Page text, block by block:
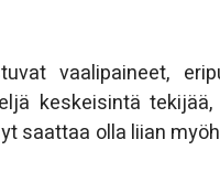
vaalipaineet,
keskeisintä
saattaa olla liian